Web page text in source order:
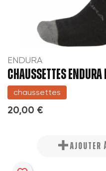
ENDURA
CHAUSSETTES
chaussettes
20,00 €
AJOUTER